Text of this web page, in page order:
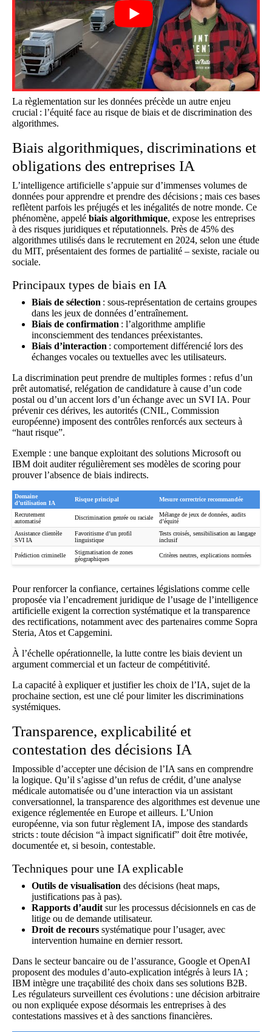
La règlementation sur les données précède un autre enjeu
crucial : l’équité face au risque de biais et de discrimination des
algorithmes.
Biais algorithmiques, discriminations et
obligations des entreprises IA
L’intelligence artificielle s’appuie sur d’immenses volumes de
données pour apprendre et prendre des décisions ; mais ces bases
reflètent parfois les préjugés et les inégalités de notre monde. Ce
phénomène, appelé biais algorithmique, expose les entreprises
à des risques juridiques et réputationnels. Près de 45% des
algorithmes utilisés dans le recrutement en 2024, selon une étude
du MIT, présentaient des formes de partialité – sexiste, raciale ou
sociale.
Principaux types de biais en IA
Biais de sélection : sous-représentation de certains groupes
dans les jeux de données d’entraînement.
Biais de confirmation : l’algorithme amplifie
inconsciemment des tendances préexistantes.
Biais d’interaction : comportement différencié lors des
échanges vocales ou textuelles avec les utilisateurs.
La discrimination peut prendre de multiples formes : refus d’un
prêt automatisé, relégation de candidature à cause d’un code
postal ou d’un accent lors d’un échange avec un SVI IA. Pour
prévenir ces dérives, les autorités (CNIL, Commission
européenne) imposent des contrôles renforcés aux secteurs à
“haut risque”.
Exemple : une banque exploitant des solutions Microsoft ou
IBM doit auditer régulièrement ses modèles de scoring pour
prouver l’absence de biais indirects.
Domaine
d’utilisation IA
Risque principal Mesure correctrice recommandée
Recrutement
automatisé
Discrimination genrée ou raciale
Mélange de jeux de données, audits
d’équité
Assistance clientèle
SVI IA
Favoritisme d’un profil
linguistique
Tests croisés, sensibilisation au langage
inclusif
Prédiction criminelle
Stigmatisation de zones
géographiques
Critères neutres, explications normées
Pour renforcer la confiance, certaines législations comme celle
proposée via l’encadrement juridique de l’usage de l’intelligence
artificielle exigent la correction systématique et la transparence
des rectifications, notamment avec des partenaires comme Sopra
Steria, Atos et Capgemini.
À l’échelle opérationnelle, la lutte contre les biais devient un
argument commercial et un facteur de compétitivité.
La capacité à expliquer et justifier les choix de l’IA, sujet de la
prochaine section, est une clé pour limiter les discriminations
systémiques.
Transparence, explicabilité et
contestation des décisions IA
Impossible d’accepter une décision de l’IA sans en comprendre
la logique. Qu’il s’agisse d’un refus de crédit, d’une analyse
médicale automatisée ou d’une interaction via un assistant
conversationnel, la transparence des algorithmes est devenue une
exigence réglementée en Europe et ailleurs. L’Union
européenne, via son futur règlement IA, impose des standards
stricts : toute décision “à impact significatif” doit être motivée,
documentée et, si besoin, contestable.
Techniques pour une IA explicable
Outils de visualisation des décisions (heat maps,
justifications pas à pas).
Rapports d’audit sur les processus décisionnels en cas de
litige ou de demande utilisateur.
Droit de recours systématique pour l’usager, avec
intervention humaine en dernier ressort.
Dans le secteur bancaire ou de l’assurance, Google et OpenAI
proposent des modules d’auto-explication intégrés à leurs IA ;
IBM intègre une traçabilité des choix dans ses solutions B2B.
Les régulateurs surveillent ces évolutions : une décision arbitraire
ou non expliquée expose désormais les entreprises à des
contestations massives et à des sanctions financières.